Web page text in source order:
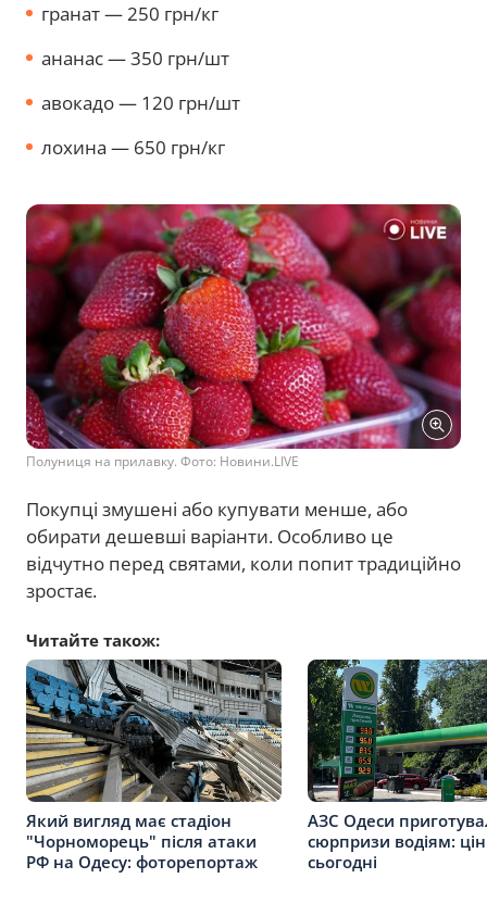
гранат — 250 грн/кг
ананас — 350 грн/шт
авокадо — 120 грн/шт
лохина — 650 грн/кг
Полуниця на прилавку. Фото: Новини.LIVE
Покупці змушені або купувати менше, або
обирати дешевші варіанти. Особливо це
відчутно перед святами, коли попит традиційно
зростає.
Читайте також:
Який вигляд має стадіон
"Чорноморець" після атаки
РФ на Одесу: фоторепортаж
АЗС Одеси
сюрпризи водіям:
сьогодні